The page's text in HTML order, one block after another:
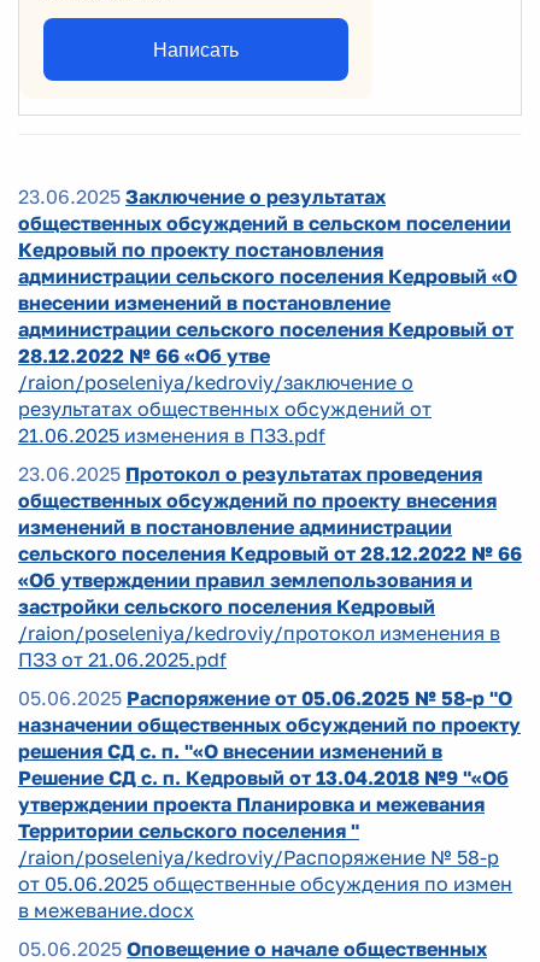
Написать
23.06.2025 Заключение о результатах
общественных обсуждений в сельском поселении
Кедровый по проекту постановления
администрации сельского поселения Кедровый «О
внесении изменений в постановление
администрации сельского поселения Кедровый от
28.12.2022 № 66 «Об утве
/raion/poseleniya/kedroviy/заключение о
результатах общественных обсуждений от
21.06.2025 изменения в ПЗЗ.pdf
23.06.2025 Протокол о результатах проведения
общественных обсуждений по проекту внесения
изменений в постановление администрации
сельского поселения Кедровый от 28.12.2022 № 66
«Об утверждении правил землепользования и
застройки сельского поселения Кедровый
/raion/poseleniya/kedroviy/протокол изменения в
ПЗЗ от 21.06.2025.pdf
05.06.2025 Распоряжение от 05.06.2025 № 58-р "О
назначении общественных обсуждений по проекту
решения СД с. п. "«О внесении изменений в
Решение СД с. п. Кедровый от 13.04.2018 №9 "«Об
утверждении проекта Планировка и межевания
Территории сельского поселения "
/raion/poseleniya/kedroviy/Распоряжение № 58-р
от 05.06.2025 общественные обсуждения по измен
в межевание.docx
05.06.2025 Оповещение о начале общественных